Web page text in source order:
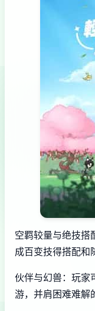
空羁较量与绝技搭
成百变技得搭配和
伙伴与幻兽：玩家
游，并肩困难难解